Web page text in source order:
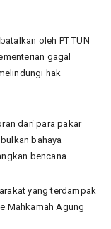
oleh PT TUN
gagal
hak
dari para pakar
bahaya
bencana.
yang terdampak
Mahkamah Agung